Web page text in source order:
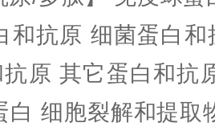
和抗原 细菌蛋白
原 其它蛋白和抗
白 细胞裂解和提取